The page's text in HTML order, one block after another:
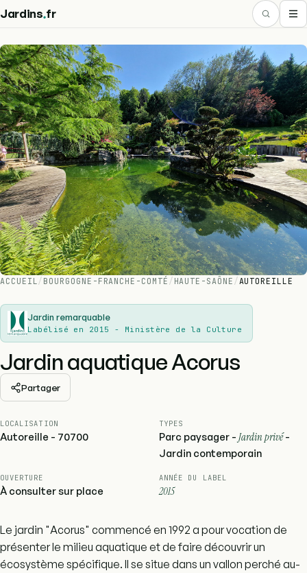
Jardins.fr
ACCUEIL/ BOURGOGNE-FRANCHE-COMTÉ / HAUTE-SAÔNE / AUTOREILLE
Jardin remarquable
Labélisé en 2015 - Ministère de la Culture
Jardin aquatique Acorus
Partager
LOCALISATION
Autoreille - 70700
TYPES
Parc paysager - Jardin privé-
Jardin contemporain
OUVERTURE
À consulter sur place
ANNÉE DU LABEL
2015
Le jardin "Acorus" commencé en 1992 a pour vocation de
présenter le milieu aquatique et de faire découvrir un
écosystème spécifique. Il se situe dans un vallon perché au-